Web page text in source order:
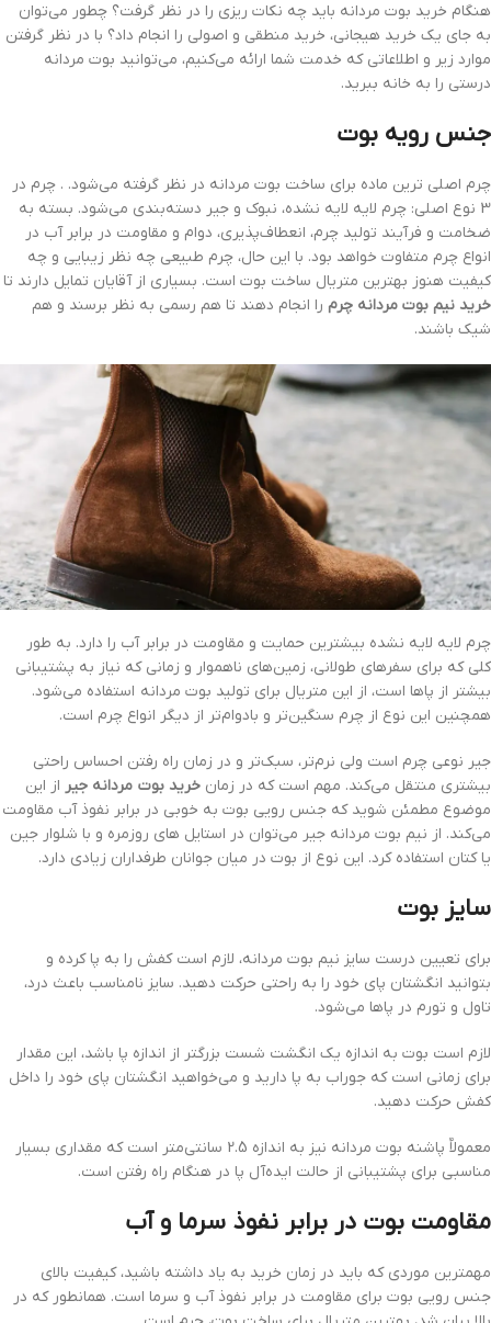
هنگام خرید بوت مردانه باید چه نکات ریزی را در نظر گرفت؟ چطور می‌توان
به جای یک خرید هیجانی، خرید منطقی و اصولی را انجام داد؟ با در نظر گرفتن
موارد زیر و اطلاعاتی که خدمت شما ارائه می‌کنیم، می‌توانید بوت مردانه
درستی را به خانه ببرید.
جنس رویه بوت
چرم اصلی ترین ماده برای ساخت بوت مردانه در نظر گرفته می‌شود. . چرم در
3 نوع اصلی: چرم لایه لایه نشده، نبوک و جیر دسته‌بندی می‌شود. بسته به
ضخامت و فرآیند تولید چرم، انعطاف‌پذیری، دوام و مقاومت در برابر آب در
انواع چرم متفاوت خواهد بود. با این حال، چرم طبیعی چه نظر زیبایی و چه
کیفیت هنوز بهترین متریال ساخت بوت است. بسیاری از آقایان تمایل دارند تا
خرید نیم بوت مردانه چرم را انجام دهند تا هم رسمی به نظر برسند و هم
شیک باشند.
چرم لایه لایه نشده بیشترین حمایت و مقاومت در برابر آب را دارد. به طور
کلی که برای سفرهای طولانی، زمین‌های ناهموار و زمانی که نیاز به پشتیبانی
بیشتر از پاها است، از این متریال برای تولید بوت مردانه استفاده می‌شود.
همچنین این نوع از چرم سنگین‌تر و بادوام‌تر از دیگر انواع چرم است.
جیر نوعی چرم است ولی نرم‌تر، سبک‌تر و در زمان راه رفتن احساس راحتی
بیشتری منتقل می‌کند. مهم است که در زمان خرید بوت مردانه جیر از این
موضوع مطمئن شوید که جنس رویی بوت به خوبی در برابر نفوذ آب مقاومت
می‌کند. از نیم بوت مردانه جیر می‌توان در استایل های روزمره و با شلوار جین
یا کتان استفاده کرد. این نوع از بوت در میان جوانان طرفداران زیادی دارد.
سایز بوت
برای تعیین درست سایز نیم بوت مردانه، لازم است کفش را به پا کرده و
بتوانید انگشتان پای خود را به راحتی حرکت دهید. سایز نامناسب باعث درد،
تاول و تورم در پاها می‌شود.
لازم است بوت به اندازه یک انگشت شست بزرگتر از اندازه پا باشد، این مقدار
برای زمانی است که جوراب به پا دارید و می‌خواهید انگشتان پای خود را داخل
کفش حرکت دهید.
معمولاٌ پاشنه بوت مردانه نیز به اندازه 2.5 سانتی‌متر است که مقداری بسیار
مناسبی برای پشتیبانی از حالت ایده‌آل پا در هنگام راه رفتن است.
مقاومت بوت در برابر نفوذ سرما و آب
مهمترین موردی که باید در زمان خرید به یاد داشته باشید، کیفیت بالای
جنس رویی بوت برای مقاومت در برابر نفوذ آب و سرما است. همانطور که در